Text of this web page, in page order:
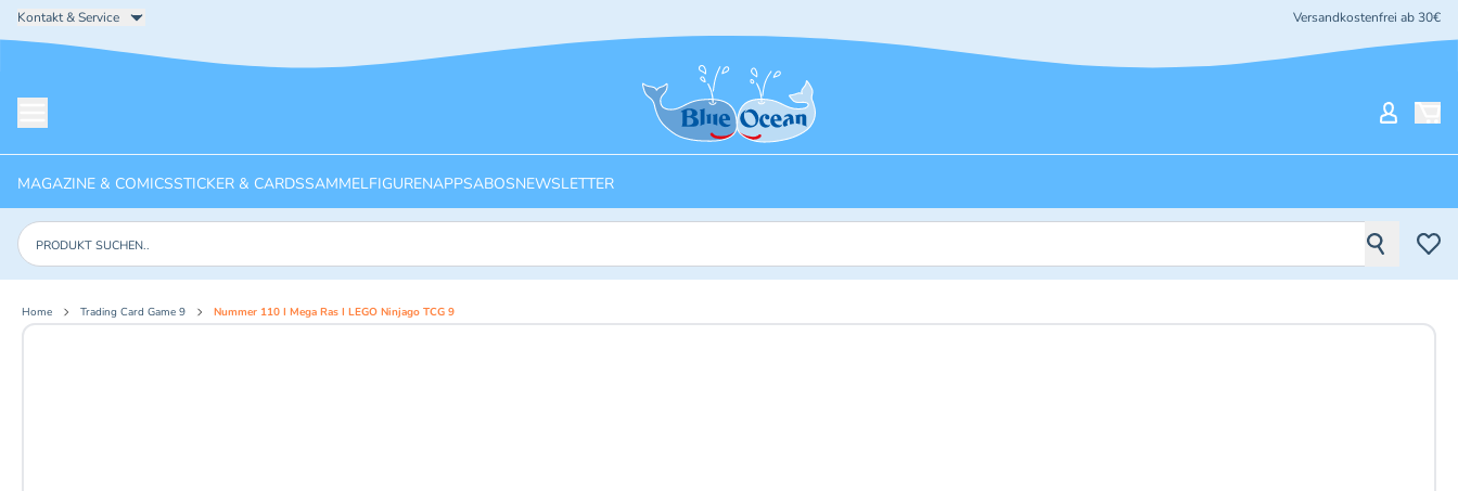
Kontakt & Service Versandkostenfrei ab 30€
Startseite
MAGAZINE & COMICSSTICKER & CARDSSAMMELFIGURENAPPSABOSNEWSLETTER
Produkte suchen
Home Trading Card Game 9 Nummer 110 I Mega Ras I LEGO Ninjago TCG 9